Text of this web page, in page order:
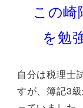
この崎
を勉
自分は税理士
すが、簿記3